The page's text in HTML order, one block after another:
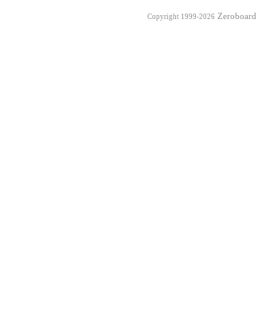
Copyright 1999-2026 Zeroboard